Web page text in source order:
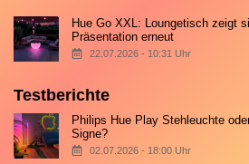
Hue Go XXL: Loungetisch zeigt
Präsentation erneut
22.07.2026 - 10:31 Uhr
Testberichte
Philips Hue Play Stehleuchte
Signe?
02.07.2026 - 18:00 Uhr